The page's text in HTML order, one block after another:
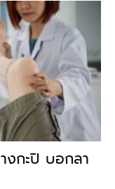
งกะปิ บอกลา